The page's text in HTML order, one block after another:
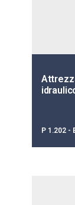
P 1.202 -